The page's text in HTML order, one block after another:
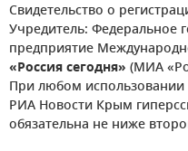
Свидетельство о
Учредитель: Федеральное
предприятие
«Россия сегодня» (МИА
При любом использовании
РИА Новости Крым
обязательна не ниже